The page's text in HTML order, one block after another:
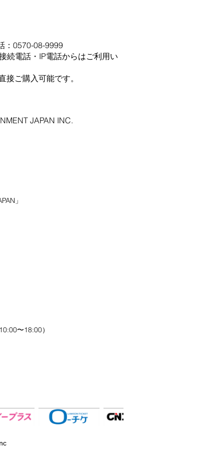
08-9999
続電話・IP電話からはご利用い
ご購入可能です。
JAPAN INC.​
」
〜18:00）